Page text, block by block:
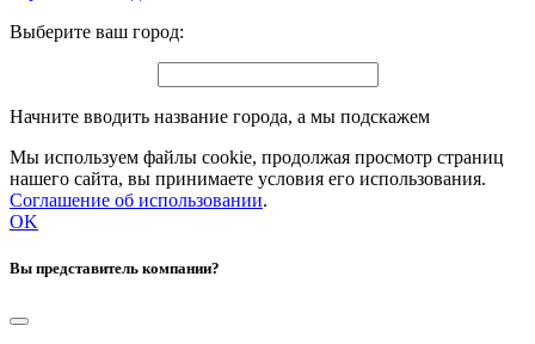
Выберите ваш город:
Начните вводить название города, а мы подскажем
Мы используем файлы cookie, продолжая просмотр страниц
нашего сайта, вы принимаете условия его использования.
Соглашение об использовании.
OK
Вы представитель компании?